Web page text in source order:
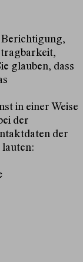
Berichtigung,
glauben, dass
in einer Weise
der
der